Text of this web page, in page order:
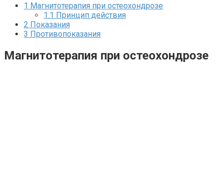
1 Магнитотерапия при остеохондрозе
1.1 Принцип действия
2 Показания
3 Противопоказания
Магнитотерапия при остеохондрозе